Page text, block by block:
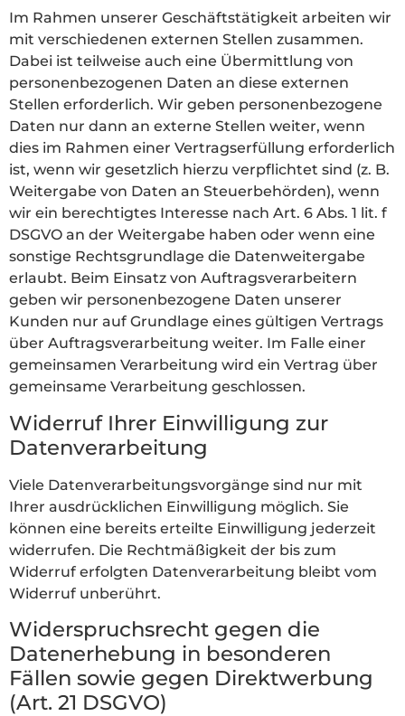
Im Rahmen unserer Geschäftstätigkeit arbeiten wir
mit verschiedenen externen Stellen zusammen.
Dabei ist teilweise auch eine Übermittlung von
personenbezogenen Daten an diese externen
Stellen erforderlich. Wir geben personenbezogene
Daten nur dann an externe Stellen weiter, wenn
dies im Rahmen einer Vertragserfüllung erforderlich
ist, wenn wir gesetzlich hierzu verpflichtet sind (z. B.
Weitergabe von Daten an Steuerbehörden), wenn
wir ein berechtigtes Interesse nach Art. 6 Abs. 1 lit. f
DSGVO an der Weitergabe haben oder wenn eine
sonstige Rechtsgrundlage die Datenweitergabe
erlaubt. Beim Einsatz von Auftragsverarbeitern
geben wir personenbezogene Daten unserer
Kunden nur auf Grundlage eines gültigen Vertrags
über Auftragsverarbeitung weiter. Im Falle einer
gemeinsamen Verarbeitung wird ein Vertrag über
gemeinsame Verarbeitung geschlossen.
Widerruf Ihrer Einwilligung zur
Datenverarbeitung
Viele Datenverarbeitungsvorgänge sind nur mit
Ihrer ausdrücklichen Einwilligung möglich. Sie
können eine bereits erteilte Einwilligung jederzeit
widerrufen. Die Rechtmäßigkeit der bis zum
Widerruf erfolgten Datenverarbeitung bleibt vom
Widerruf unberührt.
Widerspruchsrecht gegen die
Datenerhebung in besonderen
Fällen sowie gegen Direktwerbung
(Art. 21 DSGVO)